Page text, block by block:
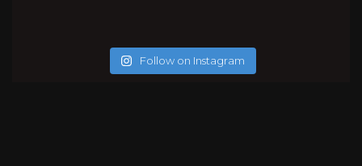
Follow on Instagram